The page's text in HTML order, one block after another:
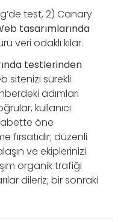
test, 2) Canary
tasarımlarında
veri odaklı kılar.
testlerinden
sitenizi sürekli
adımları
kullanıcı
öne
fırsatıdır; düzenli
ve ekiplerinizi
organik trafiği
dileriz; bir sonraki